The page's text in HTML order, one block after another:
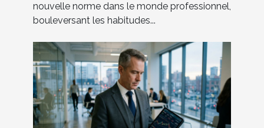
nouvelle norme dans le monde professionnel,
bouleversant les habitudes...